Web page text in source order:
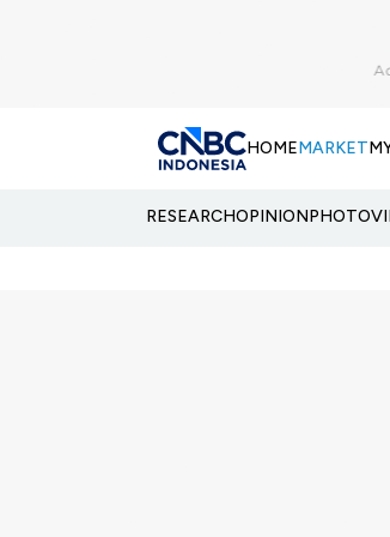
HOMEMARKET
RESEARCHOPINIONPHOTO